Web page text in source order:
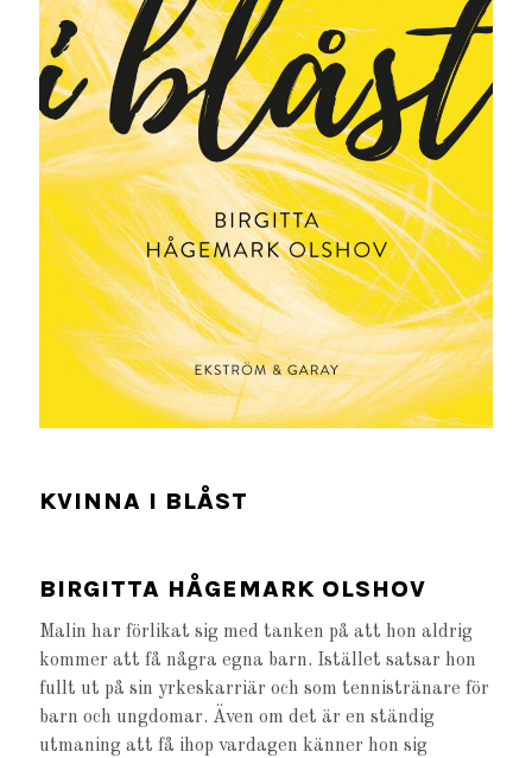
KVINNA I BLÅST
BIRGITTA HÅGEMARK OLSHOV
Malin har förlikat sig med tanken på att hon aldrig
kommer att få några egna barn. Istället satsar hon
fullt ut på sin yrkeskarriär och som tennistränare för
barn och ungdomar. Även om det är en ständig
utmaning att få ihop vardagen känner hon sig